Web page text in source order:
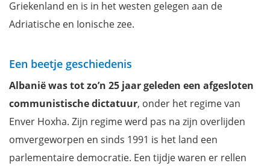
De restanten van een Griekse stad in Nationaal Park Butrint
Apollonia, wat ooit een Griekse kolonie was
Korçë, met de grootste orthodoxe kathedraal van Albanië
Het mysterieuze meer van Ohrid
Een boottocht op het Skadar meer
Komanimeer, een van de mooiste meren van Albanië
Wandeling van Theth naar Valbona
Griekenland en is in het westen gelegen aan de
Adriatische en Ionische zee.
Een beetje geschiedenis
Albanië was tot zo’n 25 jaar geleden een afgesloten
communistische dictatuur, onder het regime van
Enver Hoxha. Zijn regime werd pas na zijn overlijden
omvergeworpen en sinds 1991 is het land een
parlementaire democratie. Een tijdje waren er rellen